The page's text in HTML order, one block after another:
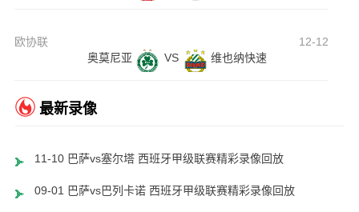
欧协联
12-12
奥莫尼亚
VS 维也纳快速
最新录像
11-10 巴萨vs塞尔塔 西班牙甲级联赛精彩录像回放
09-01 巴萨vs巴列卡诺 西班牙甲级联赛精彩录像回放